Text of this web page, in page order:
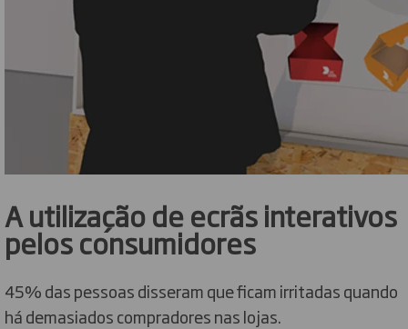
A utilização de ecrãs interativos
pelos consumidores
45% das pessoas disseram que ficam irritadas quando
há demasiados compradores nas lojas.